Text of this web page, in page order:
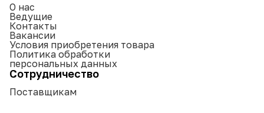
О нас
Ведущие
Контакты
Вакансии
Условия приобретения товара
Политика обработки
персональных данных
Сотрудничество
Поставщикам